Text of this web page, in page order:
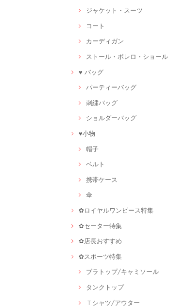
ジャケット・スーツ
コート
カーディガン
ストール・ボレロ・ショール
♥ バッグ
パーティーバッグ
刺繍バッグ
ショルダーバッグ
♥小物
帽子
ベルト
携帯ケース
傘
✿ロイヤルワンピース特集
✿セーター特集
✿店長おすすめ
✿スポーツ特集
ブラトップ/キャミソール
タンクトップ
Ｔシャツ/アウター